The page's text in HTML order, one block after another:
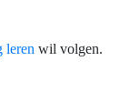
leren wil volgen.